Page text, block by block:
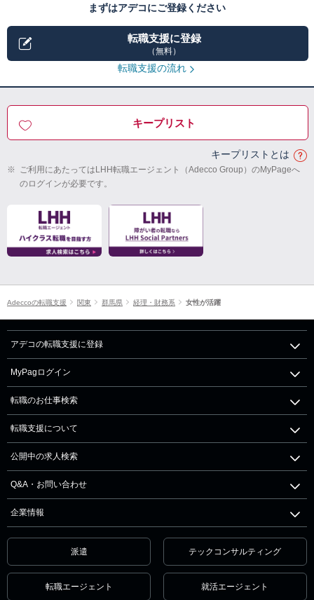
まずはアデコにご登録ください
転職支援に登録
（無料）
転職支援の流れ
キープリスト
キープリストとは
※ ご利用にあたってはLHH転職エージェント（Adecco Group）のMyPageへ
のログインが必要です。
Adeccoの転職支援 関東 群馬県 経理・財務系 女性が活躍
アデコの転職支援に登録
MyPagログイン
転職のお仕事検索
転職支援について
公開中の求人検索
Q&A・お問い合わせ
企業情報
派遣 テックコンサルティング
転職エージェント 就活エージェント